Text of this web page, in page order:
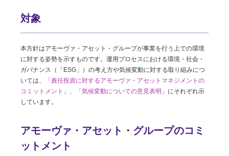
対象
本方針はアモーヴァ・アセット・グループが事業を行う上での環境
に対する姿勢を示すものです。運用プロセスにおける環境・社会・
ガバナンス（「ESG」）の考え方や気候変動に対する取り組みにつ
いては、
「責任投資に対するアモーヴァ・アセットマネジメントの
コミットメント」 、 「気候変動についての意見表明」 にそれぞれ示
しています。
アモーヴァ・アセット・グループのコミ
ットメント